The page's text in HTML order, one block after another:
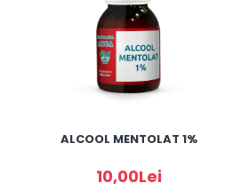
ALCOOL MENTOLAT 1%
10,00Lei